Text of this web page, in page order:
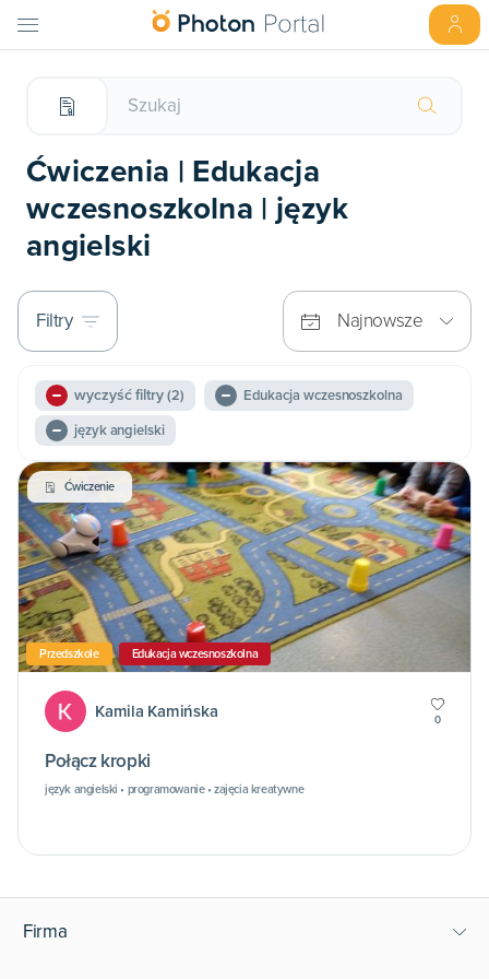
Ćwiczenia | Edukacja
wczesnoszkolna | język
angielski
Filtry Najnowsze
wyczyść filtry(2)
Edukacja wczesnoszkolna
język angielski
Ćwiczenie
Przedszkole Edukacja wczesnoszkolna
Kamila Kamińska 0
Połącz kropki
język angielski • programowanie • zajęcia kreatywne
Firma